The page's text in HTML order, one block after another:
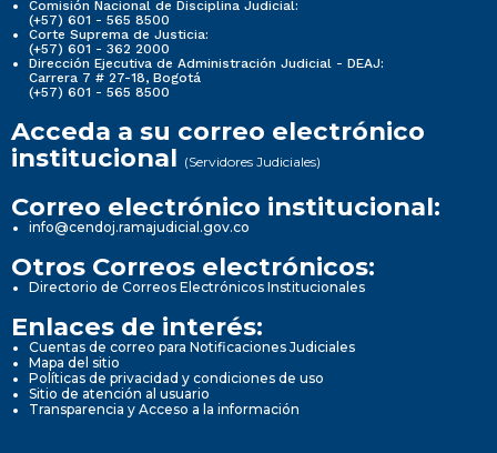
Comisión Nacional de Disciplina Judicial:
(+57) 601 - 565 8500
Corte Suprema de Justicia:
(+57) 601 - 362 2000
Dirección Ejecutiva de Administración Judicial - DEAJ:
Carrera 7 # 27-18, Bogotá
(+57) 601 - 565 8500
Acceda a su correo electrónico
institucional (Servidores Judiciales)
Correo electrónico institucional:
info@cendoj.ramajudicial.gov.co
Otros Correos electrónicos:
Directorio de Correos Electrónicos Institucionales
Enlaces de interés:
Cuentas de correo para Notificaciones Judiciales
Mapa del sitio
Políticas de privacidad y condiciones de uso
Sitio de atención al usuario
Transparencia y Acceso a la información